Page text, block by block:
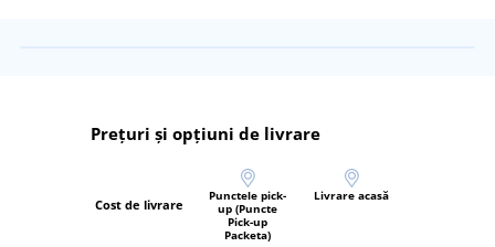
Prețuri și opțiuni de livrare
Cost de livrare
Punctele pick-
up (Puncte
Pick-up
Packeta)
Livrare acasă